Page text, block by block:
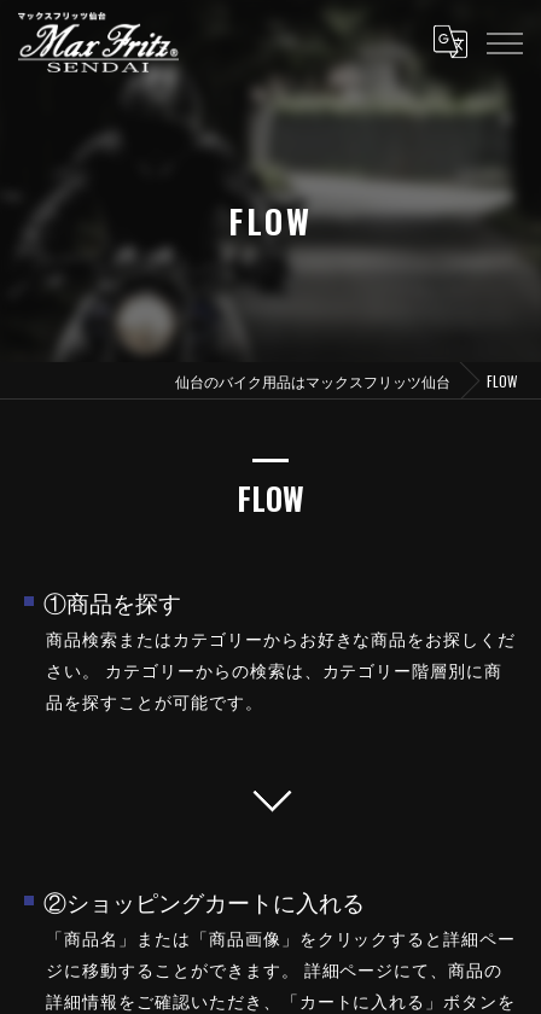
FLOW
仙台のバイク用品はマックスフリッツ仙台 FLOW
FLOW
①商品を探す
商品検索またはカテゴリーからお好きな商品をお探しくだ
さい。 カテゴリーからの検索は、カテゴリー階層別に商
品を探すことが可能です。
②ショッピングカートに入れる
「商品名」または「商品画像」をクリックすると詳細ペー
ジに移動することができます。 詳細ページにて、商品の
詳細情報をご確認いただき、「カートに入れる」ボタンを